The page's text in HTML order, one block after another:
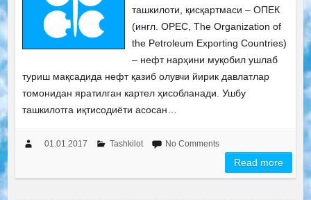
ташкилоти, қисқартмаси – ОПЕК
(ингл. OPEC, The Organization of
the Petroleum Exporting Countries)
– нефт нарҳини муқобил ушлаб
туриш мақсадида нефт қазиб олувчи йирик давлатлар
томонидан яратилган картел ҳисобланади. Ушбу
ташкилотга иқтисодиёти асосан…
01.01.2017 Tashkilot No Comments
Read more